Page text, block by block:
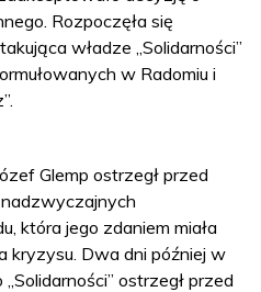
Rozpoczęła się
władze „Solidarności”
w Radomiu i
Glemp ostrzegł przed
która jego zdaniem miała
kryzysu. Dwa dni później w
ostrzegł przed